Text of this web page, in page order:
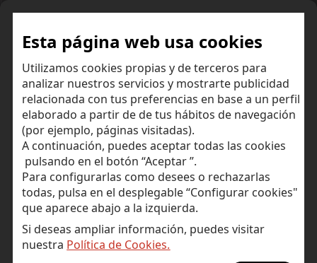
Esta página web usa cookies
Utilizamos cookies propias y de terceros para
analizar nuestros servicios y mostrarte publicidad
relacionada con tus preferencias en base a un perfil
elaborado a partir de de tus hábitos de navegación
(por ejemplo, páginas visitadas).
A continuación, puedes aceptar todas las cookies
pulsando en el botón “Aceptar ”.
Para configurarlas como desees o rechazarlas
todas, pulsa en el desplegable “Configurar cookies"
que aparece abajo a la izquierda.
Si deseas ampliar información, puedes visitar
nuestra Política de Cookies.
Abrir una cuenta
CUENTAS PARA PARTICULARES: ELIGE LA TUYA
Cuenta corriente y de ahorro
Cuenta Self